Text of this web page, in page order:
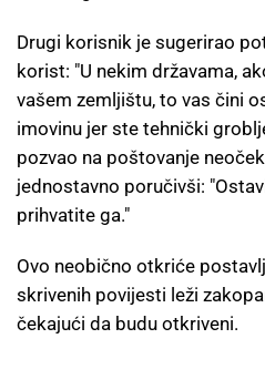
Drugi korisnik je sugerirao
korist: "U nekim državama,
vašem zemljištu, to vas čini
imovinu jer ste tehnički
pozvao na poštovanje
jednostavno poručivši:
prihvatite ga."
Ovo neobično otkriće
skrivenih povijesti leži
čekajući da budu otkriveni.